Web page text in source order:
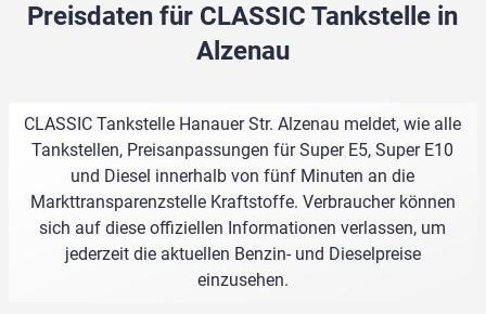
Preisdaten für CLASSIC Tankstelle in
Alzenau
CLASSIC Tankstelle Hanauer Str. Alzenau meldet, wie alle
Tankstellen, Preisanpassungen für Super E5, Super E10
und Diesel innerhalb von fünf Minuten an die
Markttransparenzstelle Kraftstoffe. Verbraucher können
sich auf diese offiziellen Informationen verlassen, um
jederzeit die aktuellen Benzin- und Dieselpreise
einzusehen.